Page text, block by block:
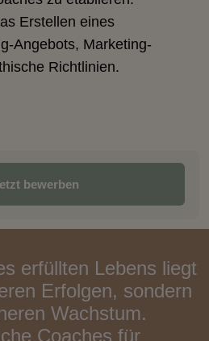
Erstellen eines
Angebots, Marketing-
Richtlinien.
bewerben
erfüllten Lebens liegt
Erfolgen, sondern
Wachstum.
Coaches für